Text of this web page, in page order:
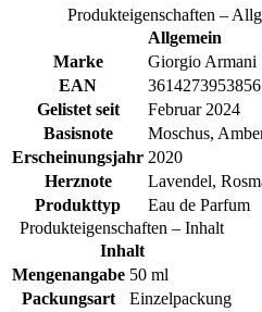
Produkteigenschaften –
Allgemein
Marke
Giorgio Armani
EAN
3614273953856
Gelistet seit
Februar 2024
Basisnote
Moschus,
Erscheinungsjahr 2020
Herznote
Lavendel,
Produkttyp
Eau de Parfum
Produkteigenschaften – Inhalt
Inhalt
Mengenangabe 50 ml
Packungsart
Einzelpackung